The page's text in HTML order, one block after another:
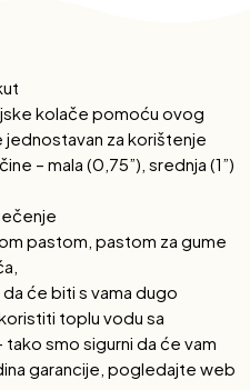
kolače pomoću ovog
za korištenje
– mala (0,75”), srednja (1”)
pastom, pastom za gume
će biti s vama dugo
toplu vodu sa
tako smo sigurni da će vam
garancije, pogledajte web